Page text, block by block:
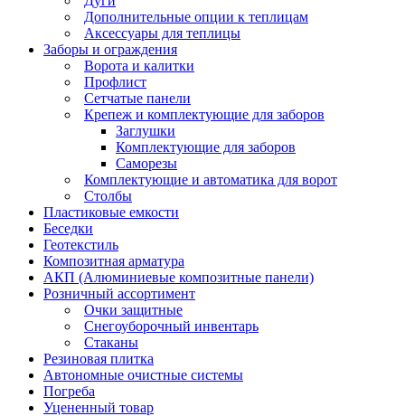
Дополнительные опции к теплицам
Аксессуары для теплицы
Заборы и ограждения
Ворота и калитки
Профлист
Сетчатые панели
Крепеж и комплектующие для заборов
Заглушки
Комплектующие для заборов
Саморезы
Комплектующие и автоматика для ворот
Столбы
Пластиковые емкости
Беседки
Геотекстиль
Композитная арматура
АКП (Алюминиевые композитные панели)
Розничный ассортимент
Очки защитные
Снегоуборочный инвентарь
Стаканы
Резиновая плитка
Автономные очистные системы
Погреба
Уцененный товар